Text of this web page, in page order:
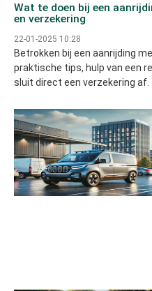
Wat te doen bij een
en verzekering
22-01-2025 10:28
Betrokken bij een aanrijding
praktische tips, hulp van een
sluit direct een verzekering af.